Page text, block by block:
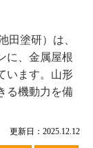
更新日：2025.12.12
田塗研）は、
に、金属屋根
います。山形
る機動力を備